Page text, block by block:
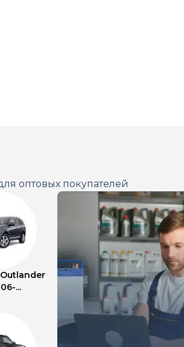
оптовых покупателей
...